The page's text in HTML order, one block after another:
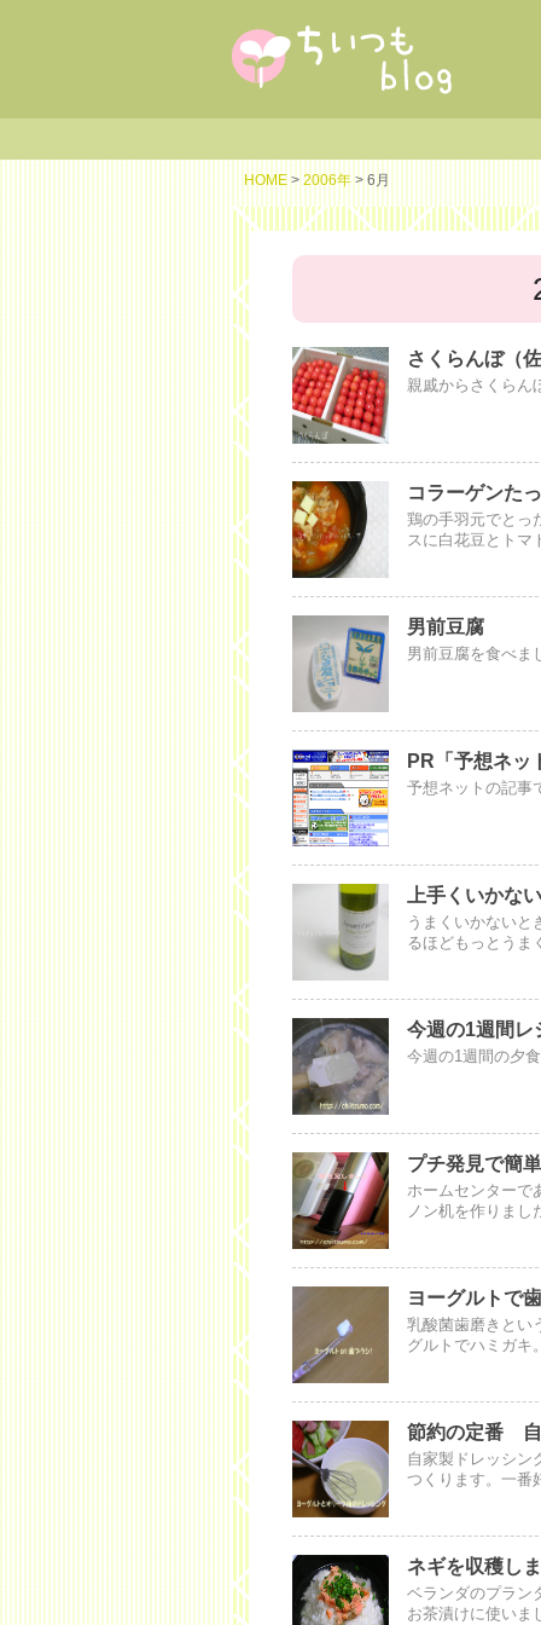
HOME > 2006年 > 6月
さくらんぼ（
親戚からさくらん
コラーゲンた
鶏の手羽元でとっ
スに白花豆とトマ
男前豆腐
男前豆腐を食べま
PR「予想ネッ
予想ネットの記事
上手くいかな
うまくいかないと
るほどもっとうま
今週の1週間レ
今週の1週間の夕
プチ発見で簡
ホームセンターで
ノン机を作りまし
ヨーグルトで
乳酸菌歯磨きとい
グルトでハミガキ
節約の定番 自
自家製ドレッシン
つくります。一番
ネギを収穫し
ベランダのプラン
お茶漬けに使いま